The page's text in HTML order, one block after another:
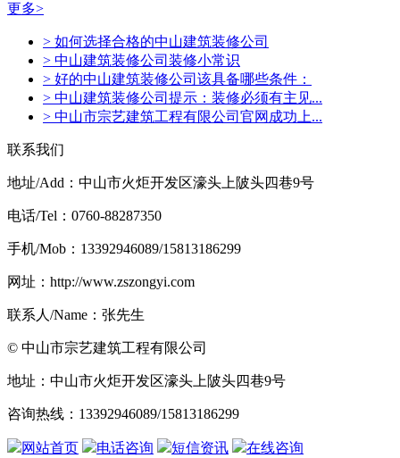
更多>
> 如何选择合格的中山建筑装修公司
> 中山建筑装修公司装修小常识
> 好的中山建筑装修公司该具备哪些条件：
> 中山建筑装修公司提示：装修必须有主见...
> 中山市宗艺建筑工程有限公司官网成功上...
联系我们
地址/Add：中山市火炬开发区濠头上陂头四巷9号
电话/Tel：0760-88287350
手机/Mob：13392946089/15813186299
网址：http://www.zszongyi.com
联系人/Name：张先生
© 中山市宗艺建筑工程有限公司
地址：中山市火炬开发区濠头上陂头四巷9号
咨询热线：13392946089/15813186299
网站首页 电话咨询 短信资讯 在线咨询